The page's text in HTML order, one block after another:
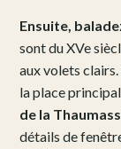
Ensuite,
sont du XVe
aux volets
la place
de la
détails de